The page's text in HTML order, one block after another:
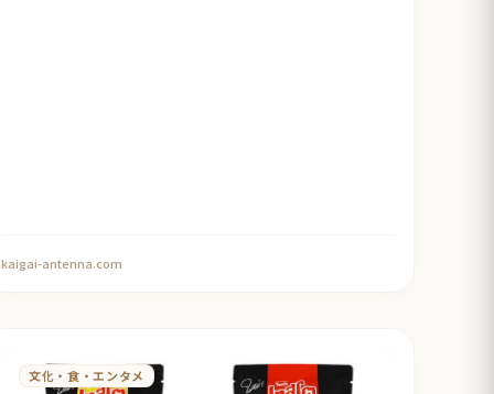
kaigai-antenna.com
文化・食・エンタメ